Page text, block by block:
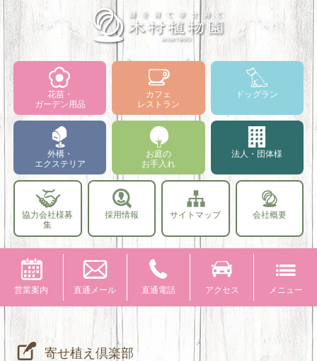
花苗・
ガーデン用品
カフェ
レストラン
ドッグラン
外構・
エクステリア
お庭の
お手入れ
法人・団体様
協力会社様募
集
採用情報 サイトマップ 会社概要
営業案内 直通メール 直通電話 アクセス メニュー
寄せ植え倶楽部